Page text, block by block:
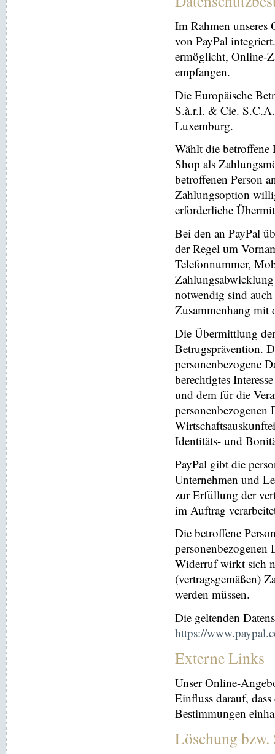
Im Rahmen unseres
von PayPal
ermöglicht, Online-
empfangen.
Die Europäische
S.à.r.l. & Cie.
Luxemburg.
Wählt die betroffene
Shop als
betroffenen Person
Zahlungsoption
erforderliche
Bei den an PayPal
der Regel um
Telefonnummer,
notwendig sind
Zusammenhang mit
Die Übermittlung
Betrugsprävention.
personenbezogene
berechtigtes
und dem für die
personenbezogenen
Identitäts- und
PayPal gibt die
Unternehmen und
zur Erfüllung der
im Auftrag
Die betroffene
personenbezogenen
Widerruf wirkt sich
(vertragsgemäßen)
werden müssen.
Die geltenden
https://
Externe Links
Unser Online-
Einfluss darauf,
Bestimmungen
Löschung